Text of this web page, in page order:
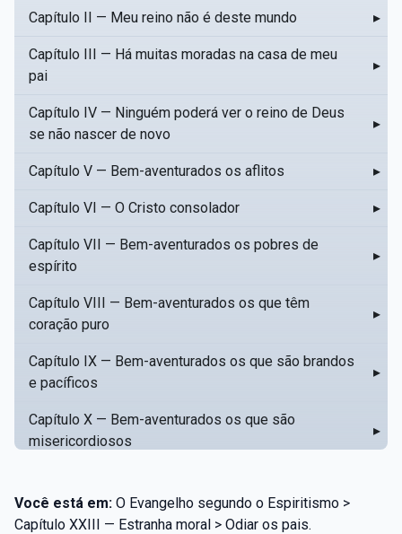
Capítulo II — Meu reino não é deste mundo ▸
Capítulo III — Há muitas moradas na casa de meu
pai
▸
Capítulo IV — Ninguém poderá ver o reino de Deus
se não nascer de novo
▸
Capítulo V — Bem-aventurados os aflitos ▸
Capítulo VI — O Cristo consolador ▸
Capítulo VII — Bem-aventurados os pobres de
espírito
▸
Capítulo VIII — Bem-aventurados os que têm
coração puro
▸
Capítulo IX — Bem-aventurados os que são brandos
e pacíficos
▸
Capítulo X — Bem-aventurados os que são
misericordiosos
▸
Capítulo XII — Amai os vossos inimigos
Você está em: O Evangelho segundo o Espiritismo >
Capítulo XXIII — Estranha moral > Odiar os pais.